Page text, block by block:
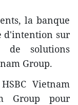
la banque
d'intention sur
de solutions
Group.
Vietnam
Group pour